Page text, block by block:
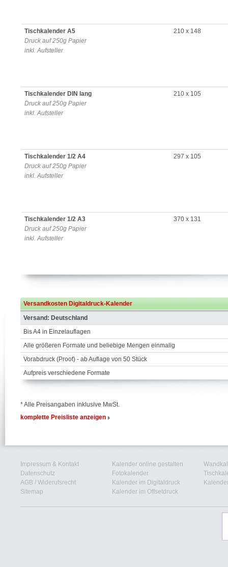
Tischkalender A5
Druck auf 250g Papier
inkl. Aufsteller
210 x 148
Tischkalender DIN lang
Druck auf 250g Papier
inkl. Aufsteller
210 x 105
Tischkalender 1/2 A4
Druck auf 250g Papier
inkl. Aufsteller
297 x 105
Tischkalender 1/2 A3
Druck auf 250g Papier
inkl. Aufsteller
370 x 131
Versandkosten Digitaldruck-Kalender
Versand: Deutschland
Bis A4 in Einzelauflagen
Alle größeren Formate und beliebige Mengen einmalig
Vorabdruck (Proof) - ab Auflage von 50 Stück
Aufpreis verschiedene Formate
* Alle Preisangaben inklusive MwSt.
komplette Preisliste anzeigen
Impressum & Kontakt
Datenschutz
AGB / Widerufsrecht
Sitemap
Kalender online gestalten
Fotokalender
Kalender im Digitaldruck
Kalender im Offsetdruck